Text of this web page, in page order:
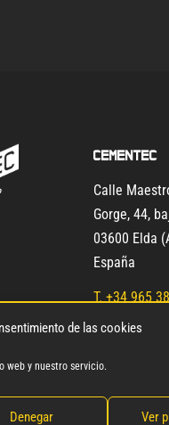
de las cookies
web y nuestro servicio.
Denegar Ver
Cementec
Calle
Gorge, 44,
03600 Elda
España
T.+34 965
W. +34 600